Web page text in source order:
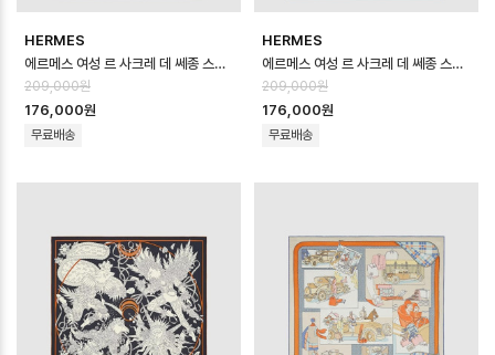
HERMES
에르메스 여성 르 사크레 데 쎄종 스카프 - Hermes Womens Le Sacre de…
209,000원
176,000원
무료배송
HERMES
에르메스 여성 르 사크레 데 쎄종 스카프 - Hermes Womens Le Sacre de…
209,000원
176,000원
무료배송